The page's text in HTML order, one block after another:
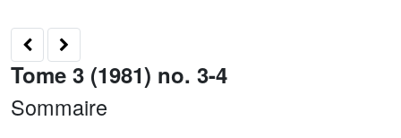
Tome 3 (1981) no. 3-4
Sommaire